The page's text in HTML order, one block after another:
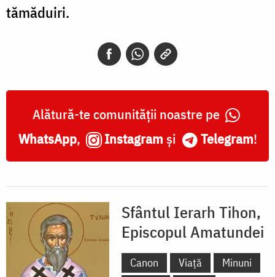
tămăduiri.
Alătură-te comunității noastre pe
WhatsApp, Instagram și Telegram!
Sfântul Ierarh Tihon,
Episcopul Amatundei
Canon Viață
Minuni